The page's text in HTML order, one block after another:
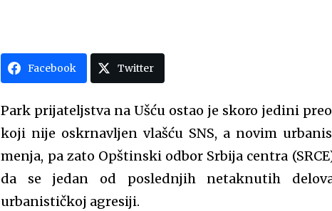
Facebook Twitter
Park prijateljstva na Ušću ostao je skoro jedini
koji nije oskrnavljen vlašću SNS, a novim
menja, pa zato Opštinski odbor Srbija centra
da se jedan od poslednjih netaknutih
urbanističkoj agresiji.